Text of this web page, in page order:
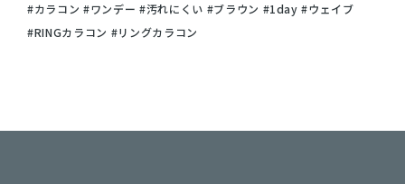
#カラコン #ワンデー #汚れにくい #ブラウン #1day #ウェイブ
#RINGカラコン #リングカラコン